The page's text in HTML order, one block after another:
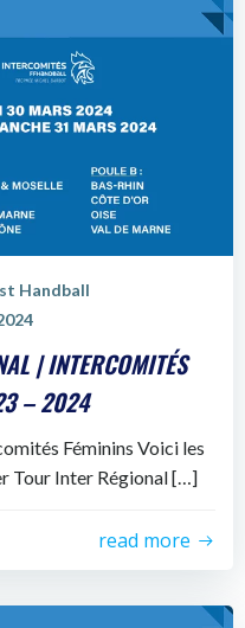
Handball
| INTERCOMITÉS
– 2024
Féminins Voici les
Tour Inter Régional […]
read more